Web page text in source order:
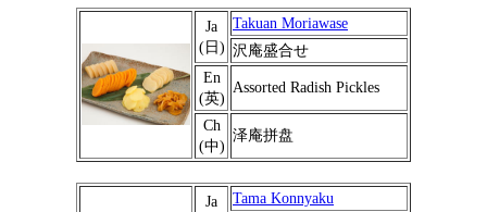
Ja
(日)
Takuan Moriawase
沢庵盛合せ
En
(英)
Assorted Radish Pickles
Ch
(中)
泽庵拼盘
Ja
Tama Konnyaku